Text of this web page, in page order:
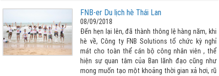
FNB-er Du lịch hè Thái Lan
08/09/2018
Đến hẹn lại lên, đã thành thông lệ hàng năm, khi
hè về, Công ty FNB Solutions tổ chức kỳ nghỉ
mát cho toàn thể cán bộ công nhân viên , thể
hiện sự quan tâm của Ban lãnh đạo cũng như
mong muốn tạo một khoảng thời gian xả hơi, rũ